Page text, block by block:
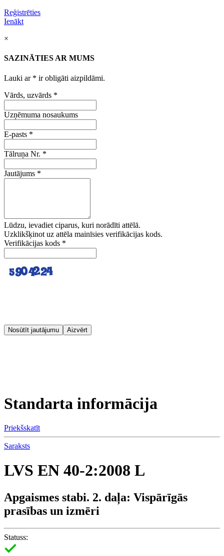
Reģistrēties
Ienākt
×
SAZINĀTIES AR MUMS
Lauki ar * ir obligāti aizpildāmi.
Vārds, uzvārds *
Uzņēmuma nosaukums
E-pasts *
Tālruņa Nr. *
Jautājums *
Lūdzu, ievadiet ciparus, kuri norādīti attēlā.
Uzklikšķinot uz attēla mainīsies verifikācijas kods.
Verifikācijas kods *
Nosūtīt jautājumu Aizvērt
Standarta informācija
Priekšskatīt
Saraksts
LVS EN 40-2:2008 L
Apgaismes stabi. 2. daļa: Vispārīgās
prasības un izmēri
Statuss: